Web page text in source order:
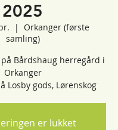
2025
  |
Orkanger (første
samling)
Bårdshaug herregård i
Orkanger
Losby gods, Lørenskog
er lukket